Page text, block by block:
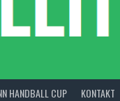
HANDBALL CUP KONTAKT